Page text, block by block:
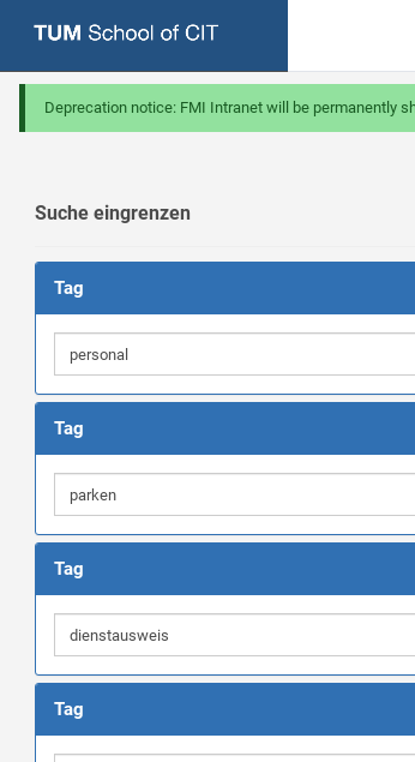
Deprecation notice: FMI Intranet will be permanently
Suche eingrenzen
Tag
Tag
Tag
Tag